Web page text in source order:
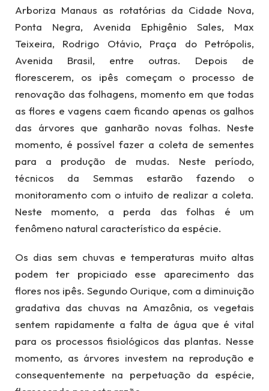
Arboriza Manaus as rotatórias da Cidade Nova,
Ponta Negra, Avenida Ephigênio Sales, Max
Teixeira, Rodrigo Otávio, Praça do Petrópolis,
Avenida Brasil, entre outras. Depois de
florescerem, os ipês começam o processo de
renovação das folhagens, momento em que todas
as flores e vagens caem ficando apenas os galhos
das árvores que ganharão novas folhas. Neste
momento, é possível fazer a coleta de sementes
para a produção de mudas. Neste período,
técnicos da Semmas estarão fazendo o
monitoramento com o intuito de realizar a coleta.
Neste momento, a perda das folhas é um
fenômeno natural característico da espécie.
Os dias sem chuvas e temperaturas muito altas
podem ter propiciado esse aparecimento das
flores nos ipês. Segundo Ourique, com a diminuição
gradativa das chuvas na Amazônia, os vegetais
sentem rapidamente a falta de água que é vital
para os processos fisiológicos das plantas. Nesse
momento, as árvores investem na reprodução e
consequentemente na perpetuação da espécie,